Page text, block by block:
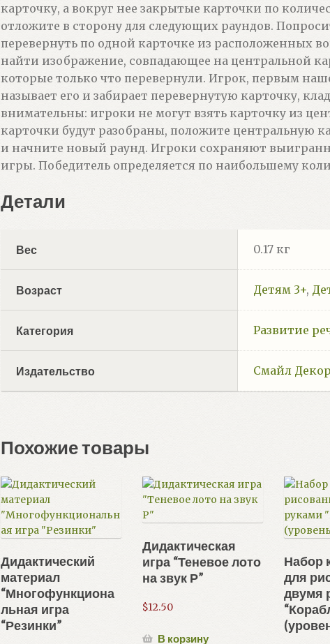
карточку, а вокруг нее закрытые карточки по
отложите в сторону для следующих раундов.
перевернуть по одной карточке из расположенных
найти изображение, совпадающее на центральной
которые только что перевернули. Игрок, первым
называет его и забирает перевернутую карточку,
внимательны: игроки не могут взять карточку из
карточки будут разобраны, положите центральную
и начните новый раунд. Игроки сохраняют
игры. Победитель определяется по наибольшему
Детали
Вес 0.17 кг
Возраст Детям 3+,
Категория Развитие
Издательство Смайл Декор
Похожие товары
Дидактический
материал
“Многофункциона
льная игра
“Резинки”
Дидактическая
игра “Теневое лото
на звук Р”
$12.50
В корзину
Набор
для
двумя